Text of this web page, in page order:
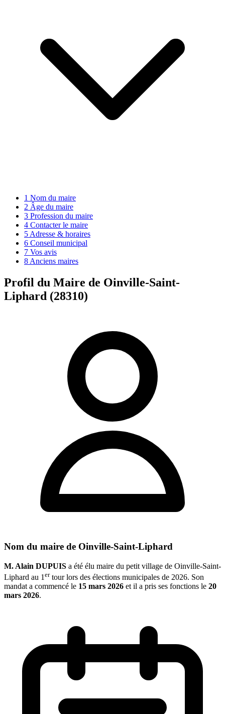
1 Nom du maire
2 Âge du maire
3 Profession du maire
4 Contacter le maire
5 Adresse & horaires
6 Conseil municipal
7 Vos avis
8 Anciens maires
Profil du Maire de Oinville-Saint-
Liphard (28310)
Nom du maire de Oinville-Saint-Liphard
M. Alain DUPUIS a été élu maire du petit village de Oinville-Saint-
Liphard au 1ertour lors des élections municipales de 2026. Son
mandat a commencé le 15 mars 2026 et il a pris ses fonctions le 20
mars 2026.